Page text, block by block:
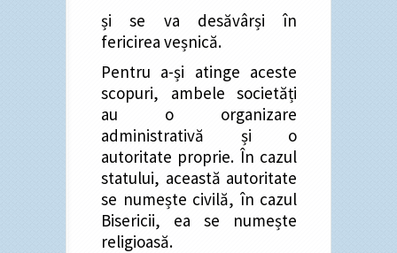
și se va desăvârși în
fericirea veșnică.
Pentru a-și atinge aceste
scopuri, ambele societăți
au o organizare
administrativă și o
autoritate proprie. În cazul
statului, această autoritate
se numește civilă, în cazul
Bisericii, ea se numește
religioasă.